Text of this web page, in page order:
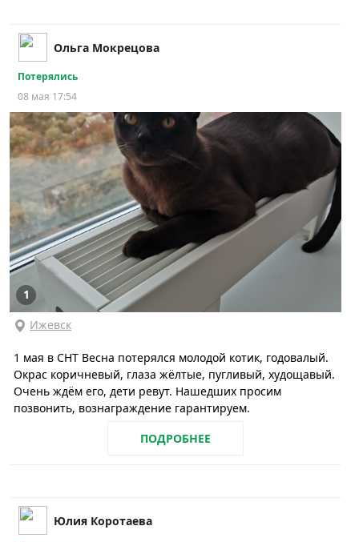
Ольга Мокрецова
Потерялись
08 мая 17:54
1
Ижевск
1 мая в СНТ Весна потерялся молодой котик, годовалый.
Окрас коричневый, глаза жёлтые, пугливый, худощавый.
Очень ждём его, дети ревут. Нашедших просим
позвонить, вознаграждение гарантируем.
ПОДРОБНЕЕ
Юлия Коротаева